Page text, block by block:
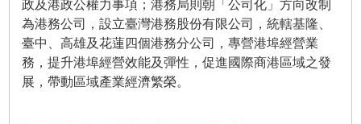
政及港政公權力事項；港務局則朝「公司化」方向改制
為港務公司，設立臺灣港務股份有限公司，統轄基隆、
臺中、高雄及花蓮四個港務分公司，專營港埠經營業
務，提升港埠經營效能及彈性，促進國際商港區域之發
展，帶動區域產業經濟繁榮。